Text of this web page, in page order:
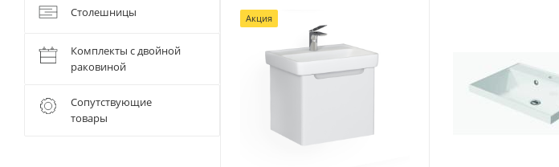
Акция
Столешницы
Комплекты с двойной
раковиной
Сопутствующие
товары